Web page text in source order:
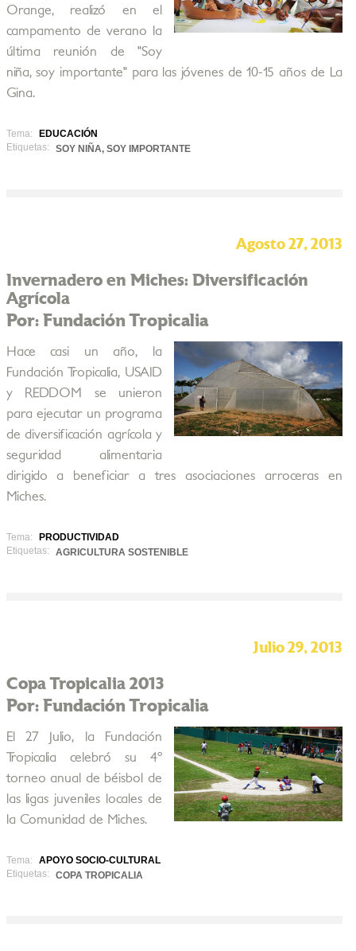
Orange, realizó en el
campamento de verano la
última reunión de "Soy
niña, soy importante" para las jóvenes de 10-15 años de La
Gina.
Tema:
EDUCACIÓN
Etiquetas:
SOY NIÑA, SOY IMPORTANTE
Agosto 27, 2013
Invernadero en Miches: Diversificación
Agrícola
Por: Fundación Tropicalia
Hace casi un año, la
Fundación Tropicalia, USAID
y REDDOM se unieron
para ejecutar un programa
de diversificación agrícola y
seguridad alimentaria
dirigido a beneficiar a tres asociaciones arroceras en
Miches.
Tema:
PRODUCTIVIDAD
Etiquetas:
AGRICULTURA SOSTENIBLE
Julio 29, 2013
Copa Tropicalia 2013
Por: Fundación Tropicalia
El 27 Julio, la Fundación
Tropicalia celebró su 4º
torneo anual de béisbol de
las ligas juveniles locales de
la Comunidad de Miches.
Tema:
APOYO SOCIO-CULTURAL
Etiquetas:
COPA TROPICALIA